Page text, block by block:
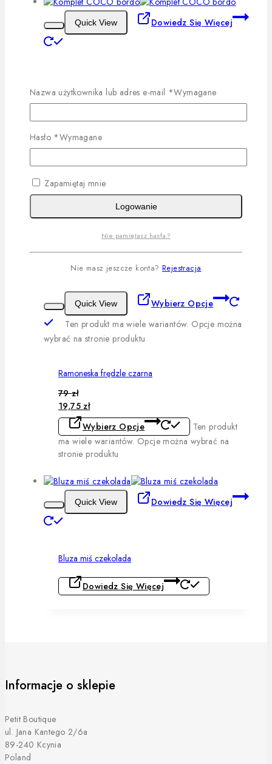
Quick View Dowiedz Się Więcej
Dowiedz Się Więcej
Spodnie czekolada
Dowiedz Się Więcej
Quick View
Wybierz Opcje
Ten produkt ma wiele wariantów. Opcje można
wybrać na stronie produktu
Ramoneska frędzle czarna
79zł
19,75zł
Wybierz Opcje
Ten produkt
ma wiele wariantów. Opcje można wybrać na
stronie produktu
Quick View Dowiedz Się Więcej
Bluza miś czekolada
Dowiedz Się Więcej
Informacje o sklepie
Petit Boutique
ul. Jana Kantego 2/6a
89-240 Kcynia
Poland
Nazwa użytkownika lub adres e-mail *Wymagane
Hasło *Wymagane
Zapamiętaj mnie
Logowanie
Nie pamiętasz hasła?
Nie masz jeszcze konta? Rejestracja